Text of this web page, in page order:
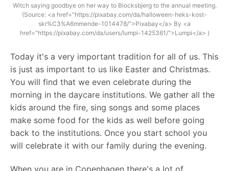
Witch saying goodbye on her way to Blocksbjerg to the annual meeting.
(Source: <a href="https://pixabay.com/da/halloween-heks-kost-
skr%C3%A6mmende-1014478/">Pixabay</a> By <a
href="https://pixabay.com/da/users/lumpi-1425361/">Lumpi</a> )
Today it's a very important tradition for all of us. This
is just as important to us like Easter and Christmas.
You will find that we even celebrate during the
morning in the daycare institutions. We gather all the
kids around the fire, sing songs and some places
make some food for the kids as well before going
back to the institutions. Once you start school you
will celebrate it with our family during the evening.
When you are in Copenhagen there's a lot of